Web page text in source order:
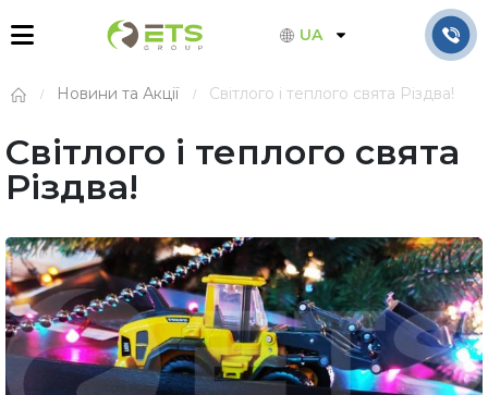
UA
Новини та Акції Світлого і теплого свята Різдва!
Світлого і теплого свята
Різдва!